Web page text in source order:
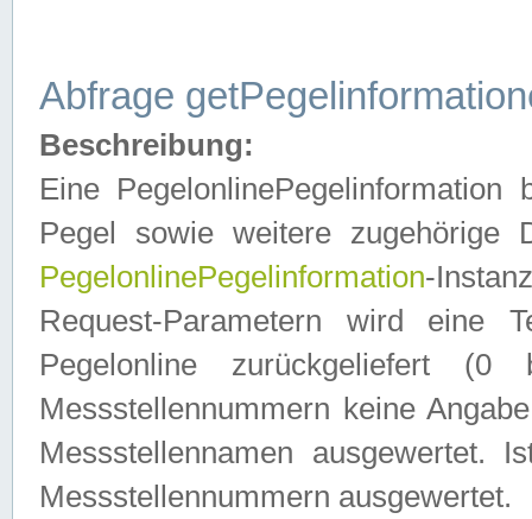
Abfrage
Beschreibung:
Eine
Pegel sowie weitere zugehörige
PegelonlinePegelinformation-
Request-Parametern wird eine
Pegelonline zurückgeliefert
Messstellennummern keine
Messstellennamen ausgewertet.
Messstellennummern ausgewertet.